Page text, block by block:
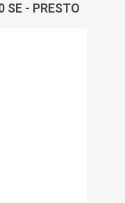
- PRESTO